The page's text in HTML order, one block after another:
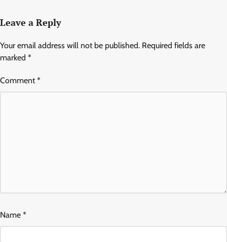
Leave a Reply
Your email address will not be published. Required fields are
marked *
Comment*
Name *